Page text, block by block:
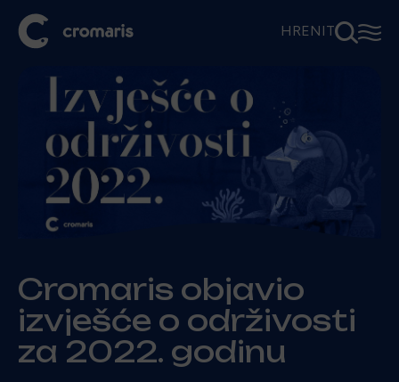
HREN IT⚲☰
Cromaris objavio
izvješće o održivosti
za 2022. godinu